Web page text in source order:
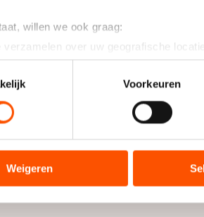
willen we ook graag:
verzamelen over uw geografische
identificeren door het actief te
hoe uw persoonlijke gegevens
elk moment wijzigen of intrekken in de
delen informatie over uw gebruik van
deze combineren met andere
partners kunnen gegevens
geldt volgens de
Voorkeuren
Weigeren